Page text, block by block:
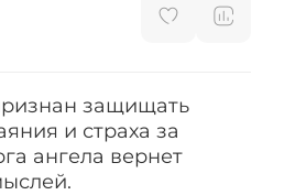
защищать
и страха за
ангела вернет